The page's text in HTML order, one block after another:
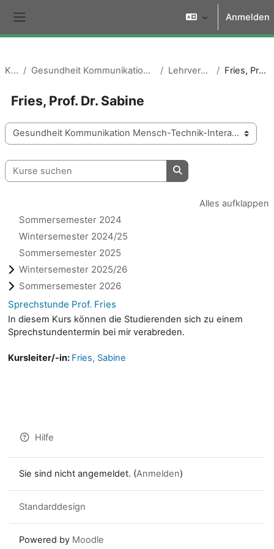
Anmelden
Kurse Gesundheit Kommunikation Mensch-Technik-Interaktion Lehrveranstaltungen Fries, Prof. Dr. Sabine
Fries, Prof. Dr. Sabine
Kursbereiche
Kurse suchen
Kurse suchen
Alles aufklappen
Sommersemester 2024
Wintersemester 2024/25
Sommersemester 2025
Wintersemester 2025/26
Sommersemester 2026
Sprechstunde Prof. Fries
In diesem Kurs können die Studierenden sich zu einem
Sprechstundentermin bei mir verabreden.
Kursleiter/-in: Fries, Sabine
Hilfe
Sie sind nicht angemeldet. (Anmelden)
Standarddesign
Powered by Moodle